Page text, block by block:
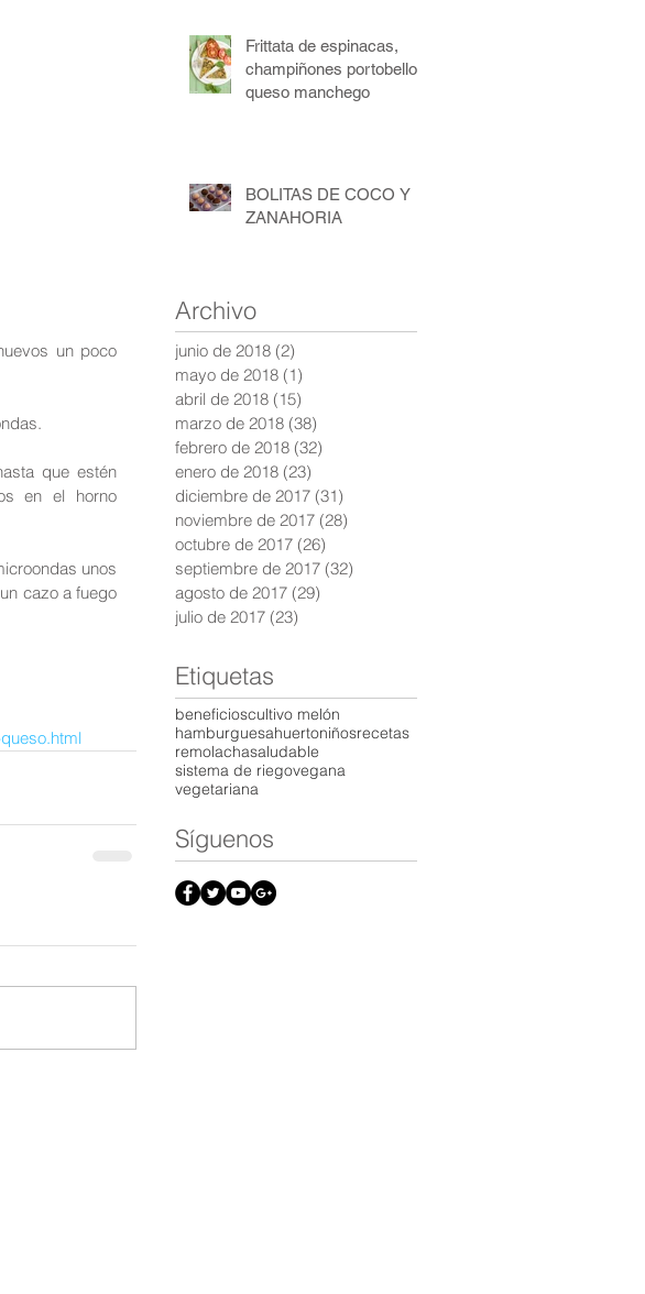
un poco
que estén
en el horno
unos
cazo a fuego
Frittata de espinacas,
champiñones portobello y
queso manchego
BOLITAS DE COCO Y
ZANAHORIA
Archivo
junio de 2018 (2)
mayo de 2018 (1)
abril de 2018 (15)
marzo de 2018 (38)
febrero de 2018 (32)
enero de 2018 (23)
diciembre de 2017 (31)
noviembre de 2017 (28)
octubre de 2017 (26)
septiembre de 2017 (32)
agosto de 2017 (29)
julio de 2017 (23)
Etiquetas
beneficioscultivo melón
hamburguesahuertoniñosrecetas
remolachasaludable
sistema de riegovegana
vegetariana
Síguenos